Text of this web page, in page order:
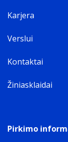
Karjera
Verslui
Kontaktai
Žiniasklaidai
Pirkimo